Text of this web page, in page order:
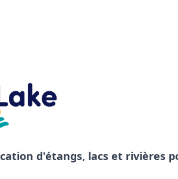
d'étangs, lacs et rivières